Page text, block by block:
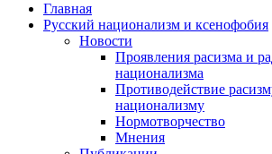
Главная
Русский национализм и ксенофобия
Новости
Проявления расизма и
национализма
Противодействие
национализму
Нормотворчество
Мнения